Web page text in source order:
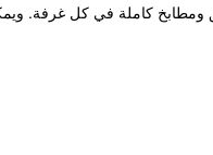
كاملة في كل غرفة.